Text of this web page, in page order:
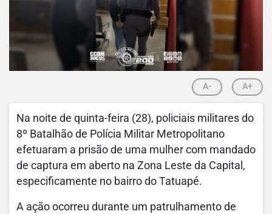
A- A+
Na noite de quinta-feira (28), policiais militares do
8º Batalhão de Polícia Militar Metropolitano
efetuaram a prisão de uma mulher com mandado
de captura em aberto na Zona Leste da Capital,
especificamente no bairro do Tatuapé.
A ação ocorreu durante um patrulhamento de